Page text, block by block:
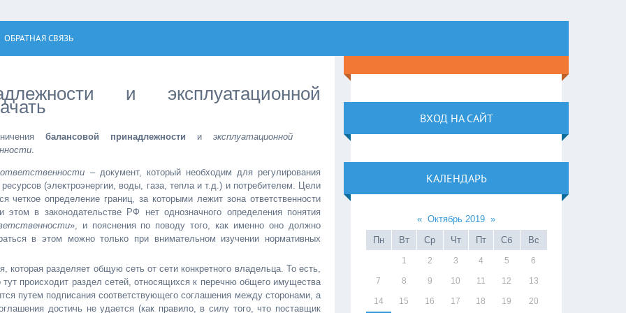
ОБРАТНАЯ СВЯЗЬ
и эксплуатационной
балансовой принадлежности и эксплуатационной
.
ответственности – документ, который необходим для регулирования
(электроэнергии, воды, газа, тепла и т.д.) и потребителем. Цели
четкое определение границ, за которыми лежит зона ответственности
в законодательстве РФ нет однозначного определения понятия
», и пояснения по поводу того, как именно оно должно
в этом можно только при внимательном изучении нормативных
которая разделяет общую сеть от сети конкретного владельца. То есть,
происходит раздел сетей, относящихся к перечню общего имущества
путем подписания соответствующего соглашения между сторонами, а
достичь не удается (как правило, в силу того, что поставщик
ВХОД НА САЙТ
КАЛЕНДАРЬ
« Октябрь 2019 »
Пн
Вт Ср Чт Пт Сб Вс
1 2 3 4 5 6
7 8 9 10 11 12 13
14 15 16 17 18 19 20